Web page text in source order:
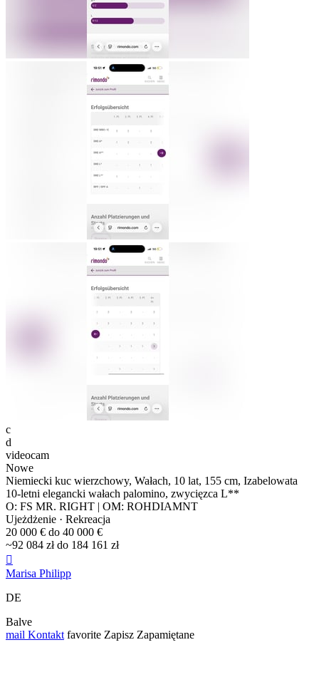
c
d
videocam
Nowe
Niemiecki kuc wierzchowy, Wałach, 10 lat, 155 cm, Izabelowata
10-letni elegancki wałach palomino, zwycięzca L**
O: FS MR. RIGHT | OM: ROHDIAMNT
Ujeżdżenie · Rekreacja
20 000 € do 40 000 €
~92 084 zł do 184 161 zł

Marisa Philipp
DE
Balve
mail Kontakt favorite Zapisz Zapamiętane